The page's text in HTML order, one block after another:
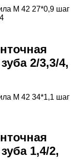
2/3,3/4,
1,4/2,